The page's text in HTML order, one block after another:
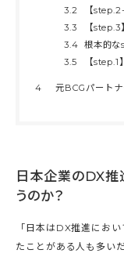
3.2
【
3.3
【
3.4 根本的
3.5
【
4 元BCGパート
日本企業のDX推
うのか？
「日本はDX推進にお
たことがある人も多い